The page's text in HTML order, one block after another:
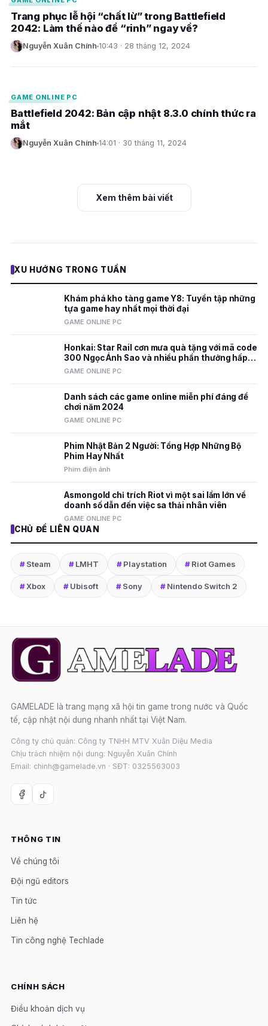
Trang phục lễ hội “chất lừ” trong Battlefield
2042: Làm thế nào để “rinh” ngay về?
N Nguyễn Xuân Chính 10:43 · 28 tháng 12, 2024
GAME ONLINE PC
Battlefield 2042: Bản cập nhật 8.3.0 chính thức ra
mắt
N Nguyễn Xuân Chính 14:01 · 30 tháng 11, 2024
Xem thêm bài viết
XU HƯỚNG TRONG TUẦN
Khám phá kho tàng game Y8: Tuyển tập những
tựa game hay nhất mọi thời đại
GAME ONLINE PC
Honkai: Star Rail cơn mưa quà tặng với mã code
300 Ngọc Ánh Sao và nhiều phần thưởng hấp
dẫn
GAME ONLINE PC
Danh sách các game online miễn phí đáng để
chơi năm 2024
GAME ONLINE PC
Phim Nhật Bản 2 Người: Tổng Hợp Những Bộ
Phim Hay Nhất
Phim điện ảnh
Asmongold chỉ trích Riot vì một sai lầm lớn về
doanh số dẫn đến việc sa thải nhân viên
GAME ONLINE PC
CHỦ ĐỀ LIÊN QUAN
#Steam #LMHT #Playstation #Riot Games
#Xbox #Ubisoft #Sony #Nintendo Switch 2
GAMELADE là trang mạng xã hội tin game trong nước và Quốc
tế, cập nhật nội dung nhanh nhất tại Việt Nam.
Công ty chủ quản: Công ty TNHH MTV Xuân Diệu Media
Chịu trách nhiệm nội dung: Nguyễn Xuân Chính
Email: chinh@gamelade.vn · SĐT: 0325563003
THÔNG TIN
Về chúng tôi
Đội ngũ editors
Tin tức
Liên hệ
Tin công nghệ Techlade
CHÍNH SÁCH
Điều khoản dịch vụ